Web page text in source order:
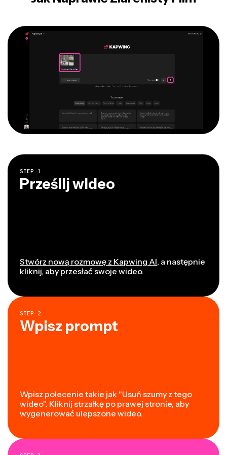
STEP 1
Prześlij wideo
Stwórz nową rozmowę z Kapwing AI, a następnie
kliknij, aby przesłać swoje wideo.
STEP 2
Wpisz prompt
Wpisz polecenie takie jak "Usuń szumy z tego
wideo". Kliknij strzałkę po prawej stronie, aby
wygenerować ulepszone wideo.